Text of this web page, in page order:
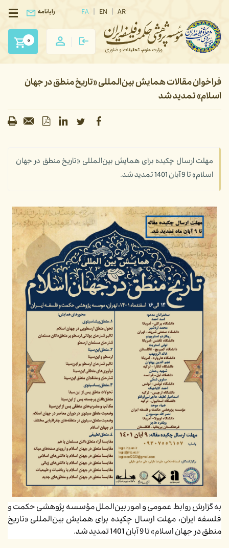
FA EN AR رایانامه
0
فراخوان مقالات همایش بین‌المللی «تاریخ منطق در جهان
اسلام» تمدید شد
مهلت ارسال چکیده برای همایش بین‌المللی «تاریخ منطق در جهان
اسلام» تا 9 آبان 1401 تمدید شد.
به گزارش روابط عمومی و امور بین‌الملل مؤسسه پژوهشی حکمت و
فلسفه ایران، مهلت ارسال چکیده برای همایش بین‌المللی «تاریخ
منطق در جهان اسلام» تا 9 آبان 1401 تمدید شد.